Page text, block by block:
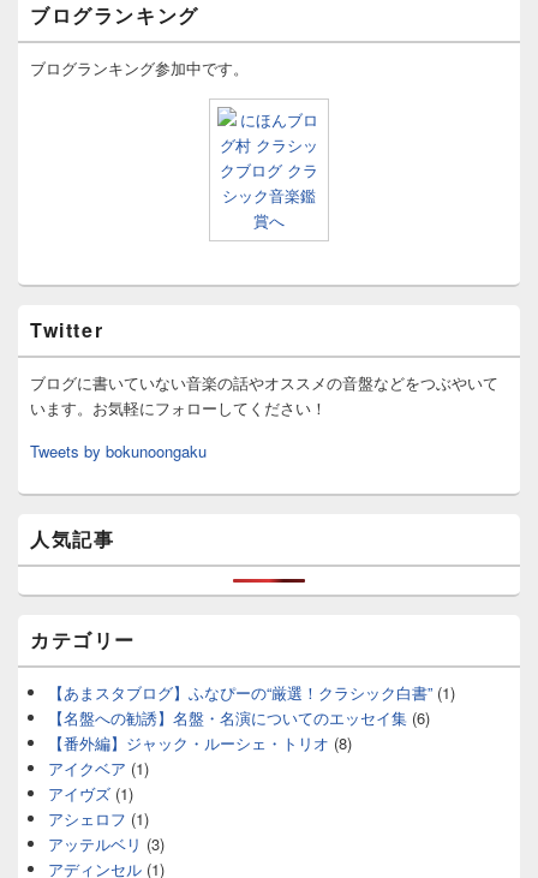
ブログランキング
ブログランキング参加中です。
Twitter
ブログに書いていない音楽の話やオススメの音盤などをつぶやいて
います。お気軽にフォローしてください！
Tweets by bokunoongaku
人気記事
カテゴリー
【あまスタブログ】ふなぴーの“厳選！クラシック白書” (1)
【名盤への勧誘】名盤・名演についてのエッセイ集 (6)
【番外編】ジャック・ルーシェ・トリオ (8)
アイクベア (1)
アイヴズ (1)
アシェロフ (1)
アッテルベリ (3)
アディンセル (1)